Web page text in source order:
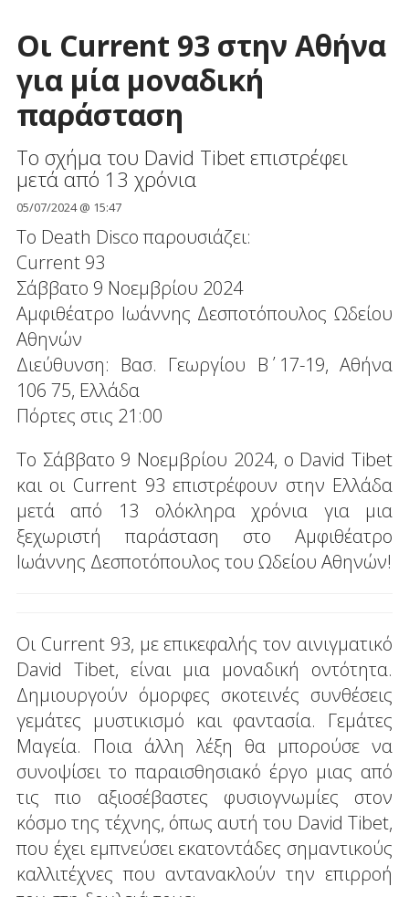
Οι Current 93 στην Αθήνα
για μία μοναδική
παράσταση
Το σχήμα του David Tibet επιστρέφει
μετά από 13 χρόνια
05/07/2024 @ 15:47
Το Death Disco παρουσιάζει:
Current 93
Σάββατο 9 Νοεμβρίου 2024
Αμφιθέατρο Ιωάννης Δεσποτόπουλος Ωδείου
Αθηνών
Διεύθυνση: Βασ. Γεωργίου Β΄ 17-19, Αθήνα
106 75, Ελλάδα
Πόρτες στις 21:00
Το Σάββατο 9 Νοεμβρίου 2024, ο David Tibet
και οι Current 93 επιστρέφουν στην Ελλάδα
μετά από 13 ολόκληρα χρόνια για μια
ξεχωριστή παράσταση στο Αμφιθέατρο
Ιωάννης Δεσποτόπουλος του Ωδείου Αθηνών!
Οι Current 93, με επικεφαλής τον αινιγματικό
David Tibet, είναι μια μοναδική οντότητα.
Δημιουργούν όμορφες σκοτεινές συνθέσεις
γεμάτες μυστικισμό και φαντασία. Γεμάτες
Μαγεία. Ποια άλλη λέξη θα μπορούσε να
συνοψίσει το παραισθησιακό έργο μιας από
τις πιο αξιοσέβαστες φυσιογνωμίες στον
κόσμο της τέχνης, όπως αυτή του David Tibet,
που έχει εμπνεύσει εκατοντάδες σημαντικούς
καλλιτέχνες που αντανακλούν την επιρροή